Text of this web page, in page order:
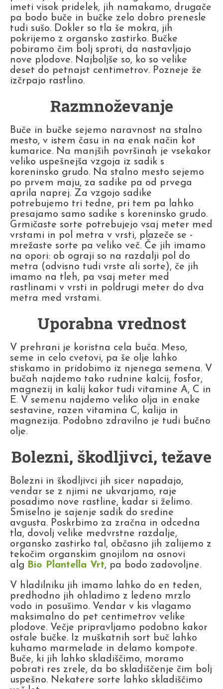
imeti visok pridelek, jih namakamo, drugače
pa bodo buče in bučke zelo dobro prenesle
tudi sušo. Dokler so tla še mokra, jih
pokrijemo z organsko zastirko. Bučke
pobiramo čim bolj sproti, da nastavljajo
nove plodove. Najboljše so, ko so velike
deset do petnajst centimetrov. Pozneje že
izčrpajo rastlino.
Razmnoževanje
Buče in bučke sejemo naravnost na stalno
mesto, v istem času in na enak način kot
kumarice. Na manjših površinah je vsekakor
veliko uspešnejša vzgoja iz sadik s
koreninsko grudo. Na stalno mesto sejemo
po prvem maju, za sadike pa od prvega
aprila naprej. Za vzgojo sadike
potrebujemo tri tedne, pri tem pa lahko
presajamo samo sadike s koreninsko grudo.
Grmičaste sorte potrebujejo vsaj meter med
vrstami in pol metra v vrsti, plazeče se -
mrežaste sorte pa veliko več. Če jih imamo
na opori: ob ograji so na razdalji pol do
metra (odvisno tudi vrste ali sorte), če jih
imamo na tleh, pa vsaj meter med
rastlinami v vrsti in poldrugi meter do dva
metra med vrstami.
Uporabna vrednost
V prehrani je koristna cela buča. Meso,
seme in celo cvetovi, pa še olje lahko
stiskamo in pridobimo iz njenega semena. V
bučah najdemo tako rudnine kalcij, fosfor,
magnezij in kalij kakor tudi vitamine A, C in
E. V semenu najdemo veliko olja in enake
sestavine, razen vitamina C, kalija in
magnezija. Podobno zdravilno je tudi bučno
olje.
Bolezni, škodljivci, težave
Bolezni in škodljivci jih sicer napadajo,
vendar se z njimi ne ukvarjamo, raje
posadimo nove rastline, kadar si želimo.
Smiselno je sajenje sadik do sredine
avgusta. Poskrbimo za zračna in odcedna
tla, dovolj velike medvrstne razdalje,
organsko zastirko tal, občasno jih zalijemo z
tekočim organskim gnojilom na osnovi
alg Bio Plantella Vrt, pa bodo zadovoljne.
V hladilniku jih imamo lahko do en teden,
predhodno jih ohladimo z ledeno mrzlo
vodo in posušimo. Vendar v kis vlagamo
maksimalno do pet centimetrov velike
plodove. Večje pripravljamo podobno kakor
ostale bučke. Iz muškatnih sort buč lahko
kuhamo marmelade in delamo kompote.
Buče, ki jih lahko skladiščimo, moramo
pobrati res zrele, da bo skladiščenje čim bolj
uspešno. Nekatere sorte lahko skladiščimo